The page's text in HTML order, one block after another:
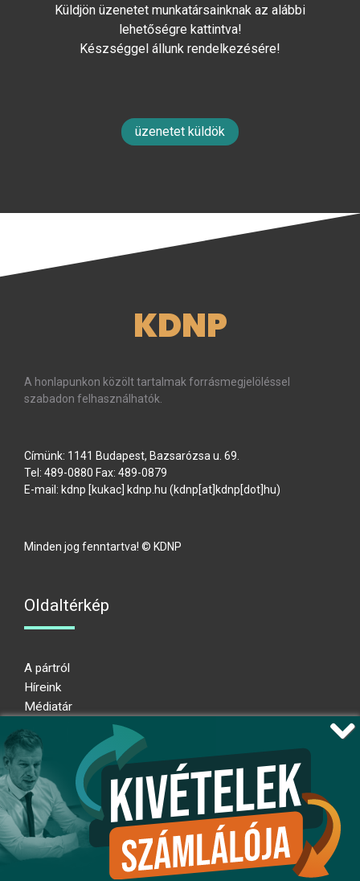
Küldjön üzenetet munkatársainknak az alábbi
lehetőségre kattintva!
Készséggel állunk rendelkezésére!
üzenetet küldök
KDNP
A honlapunkon közölt tartalmak forrásmegjelöléssel
szabadon felhasználhatók.
Címünk: 1141 Budapest, Bazsarózsa u. 69.
Tel: 489-0880 Fax: 489-0879
E-mail: kdnp [kukac] kdnp.hu (kdnp[at]kdnp[dot]hu)
Minden jog fenntartva! © KDNP
Oldaltérkép
A pártról
Híreink
Médiatár
Adatkezelési nyilatkozat
Átláthatósági nyilatkozat
Ugrás az oldal tetejére
Kövessen minket!